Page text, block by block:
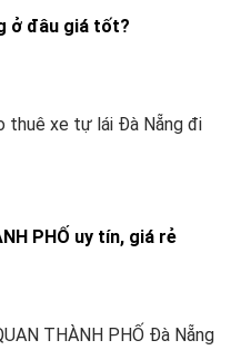
ở đâu giá tốt?
thuê xe tự lái Đà Nẵng đi
PHỐ uy tín, giá rẻ
THÀNH PHỐ Đà Nẵng